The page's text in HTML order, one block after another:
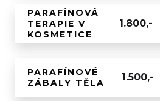
PARAFÍNOVÁ
TERAPIE V
KOSMETICE
1.800,-
PARAFÍNOVÉ
ZÁBALY TĚLA
1.500,-